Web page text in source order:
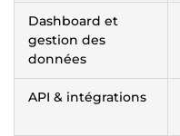
Dashboard et
gestion des
données
API & intégrations